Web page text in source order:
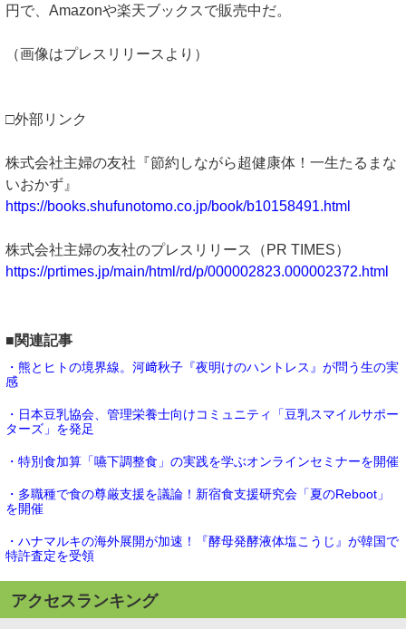
円で、Amazonや楽天ブックスで販売中だ。
（画像はプレスリリースより）
□外部リンク
株式会社主婦の友社『節約しながら超健康体！一生たるまな
いおかず』
https://books.shufunotomo.co.jp/book/b10158491.html
株式会社主婦の友社のプレスリリース（PR TIMES）
https://prtimes.jp/main/html/rd/p/000002823.000002372.html
■関連記事
・熊とヒトの境界線。河﨑秋子『夜明けのハントレス』が問う生の実
感
・日本豆乳協会、管理栄養士向けコミュニティ「豆乳スマイルサポー
ターズ」を発足
・特別食加算「嚥下調整食」の実践を学ぶオンラインセミナーを開催
・多職種で食の尊厳支援を議論！新宿食支援研究会「夏のReboot」
を開催
・ハナマルキの海外展開が加速！『酵母発酵液体塩こうじ』が韓国で
特許査定を受領
アクセスランキング